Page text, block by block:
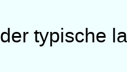
typische